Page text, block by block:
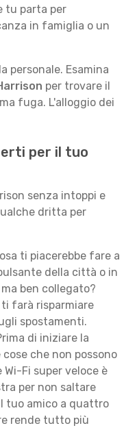
tu parta per
in famiglia o un
personale. Esamina
per trovare il
fuga. L'alloggio dei
per il tuo
senza intoppi e
dritta per
ti piacerebbe fare a
della città o in
ben collegato?
farà risparmiare
spostamenti.
di iniziare la
che non possono
Fi super veloce è
per non saltare
tuo amico a quattro
rende tutto più